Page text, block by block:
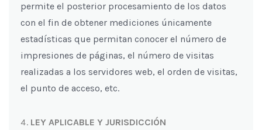
permite el posterior procesamiento de los datos
con el fin de obtener mediciones únicamente
estadísticas que permitan conocer el número de
impresiones de páginas, el número de visitas
realizadas a los servidores web, el orden de visitas,
el punto de acceso, etc.
LEY APLICABLE Y JURISDICCIÓN